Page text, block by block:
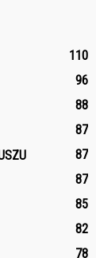
110
96
88
87
87
87
85
82
78